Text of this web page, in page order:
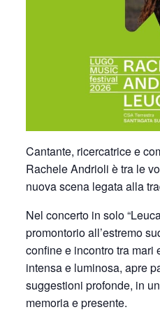
Cantante, ricercatrice e
Rachele Andrioli è tra le
nuova scena legata alla
Nel concerto in solo
promontorio all’estremo
confine e incontro tra mari
intensa e luminosa, apre
suggestioni profonde, in
memoria e presente.